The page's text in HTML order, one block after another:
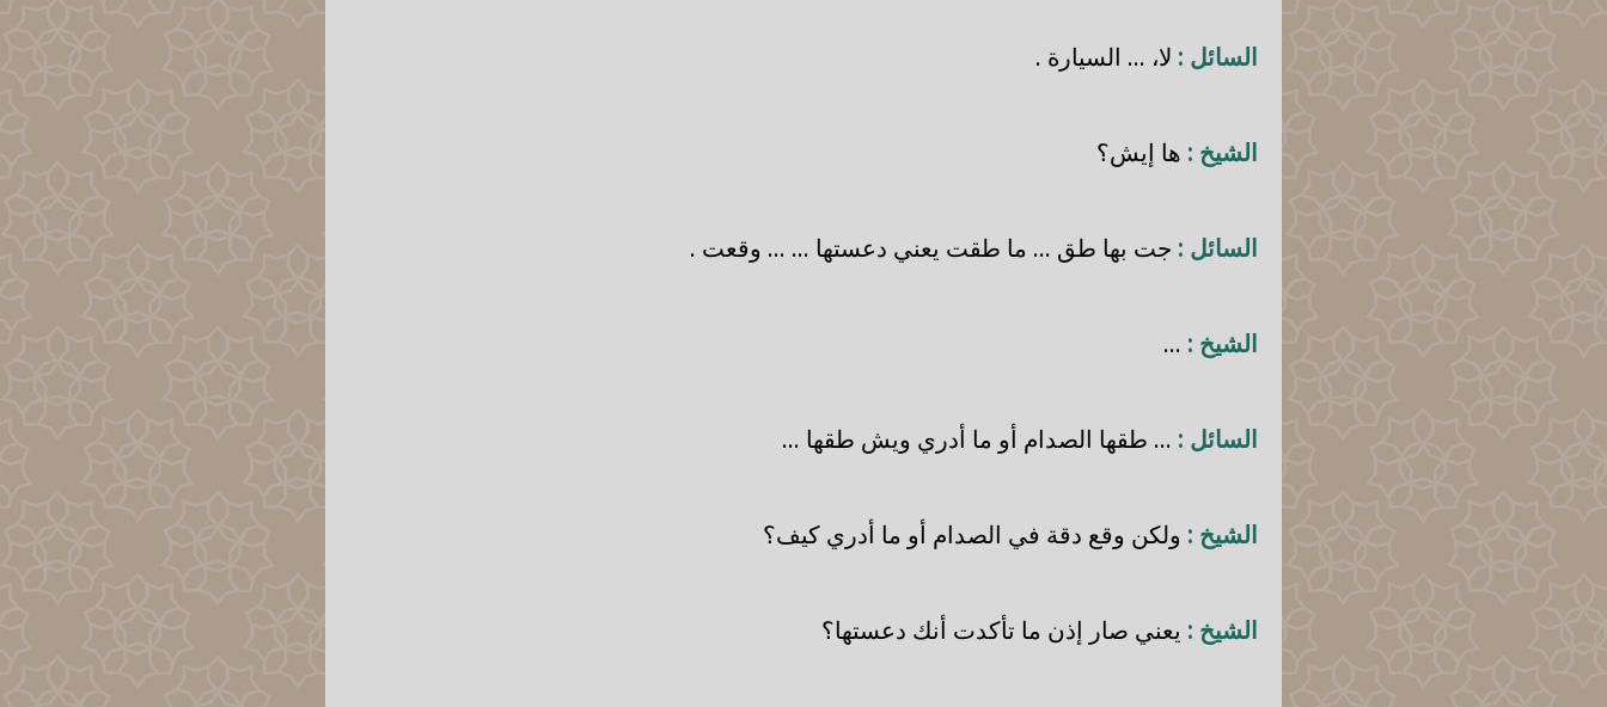
السائل : لا، ... السيارة .
الشيخ : ها إيش؟
السائل : جت بها طق ... ما طقت يعني دعستها ... ... وقعت .
الشيخ : ...
السائل : ... طقها الصدام أو ما أدري ويش طقها ...
الشيخ : ولكن وقع دقة في الصدام أو ما أدري كيف؟
الشيخ : يعني صار إذن ما تأكدت أنك دعستها؟